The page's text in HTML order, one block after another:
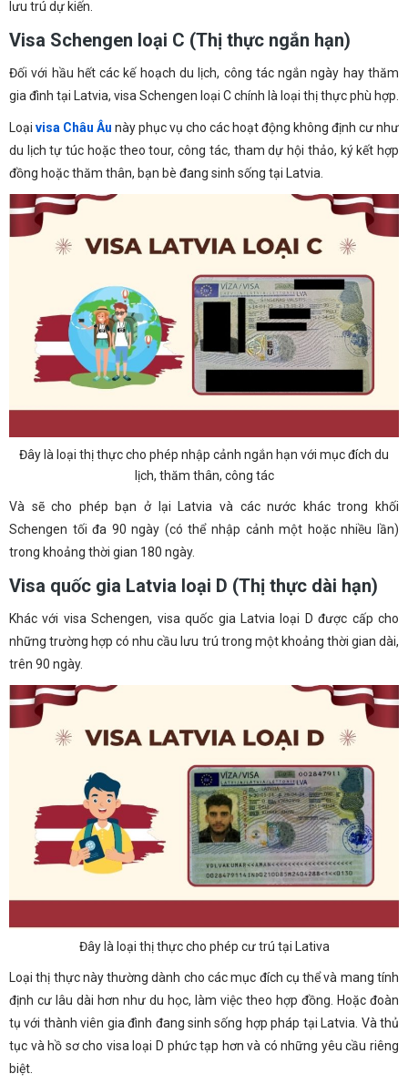
lưu trú dự kiến.
Visa Schengen loại C (Thị thực ngắn hạn)
Đối với hầu hết các kế hoạch du lịch, công tác ngắn ngày hay thăm
gia đình tại Latvia, visa Schengen loại C chính là loại thị thực phù hợp.
Loại visa Châu Âu này phục vụ cho các hoạt động không định cư như
du lịch tự túc hoặc theo tour, công tác, tham dự hội thảo, ký kết hợp
đồng hoặc thăm thân, bạn bè đang sinh sống tại Latvia.
Đây là loại thị thực cho phép nhập cảnh ngắn hạn với mục đích du
lịch, thăm thân, công tác
Và sẽ cho phép bạn ở lại Latvia và các nước khác trong khối
Schengen tối đa 90 ngày (có thể nhập cảnh một hoặc nhiều lần)
trong khoảng thời gian 180 ngày.
Visa quốc gia Latvia loại D (Thị thực dài hạn)
Khác với visa Schengen, visa quốc gia Latvia loại D được cấp cho
những trường hợp có nhu cầu lưu trú trong một khoảng thời gian dài,
trên 90 ngày.
Đây là loại thị thực cho phép cư trú tại Lativa
Loại thị thực này thường dành cho các mục đích cụ thể và mang tính
định cư lâu dài hơn như du học, làm việc theo hợp đồng. Hoặc đoàn
tụ với thành viên gia đình đang sinh sống hợp pháp tại Latvia. Và thủ
tục và hồ sơ cho visa loại D phức tạp hơn và có những yêu cầu riêng
biệt.